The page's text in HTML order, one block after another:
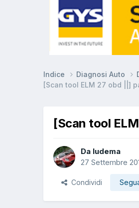
Indice Diagnosi Auto
[Scan tool ELM 27 obd ||]
[Scan tool
Da ludema
27 Settembre
Condividi